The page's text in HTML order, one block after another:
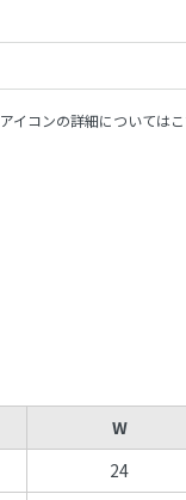
アイコンの詳細については
W
24